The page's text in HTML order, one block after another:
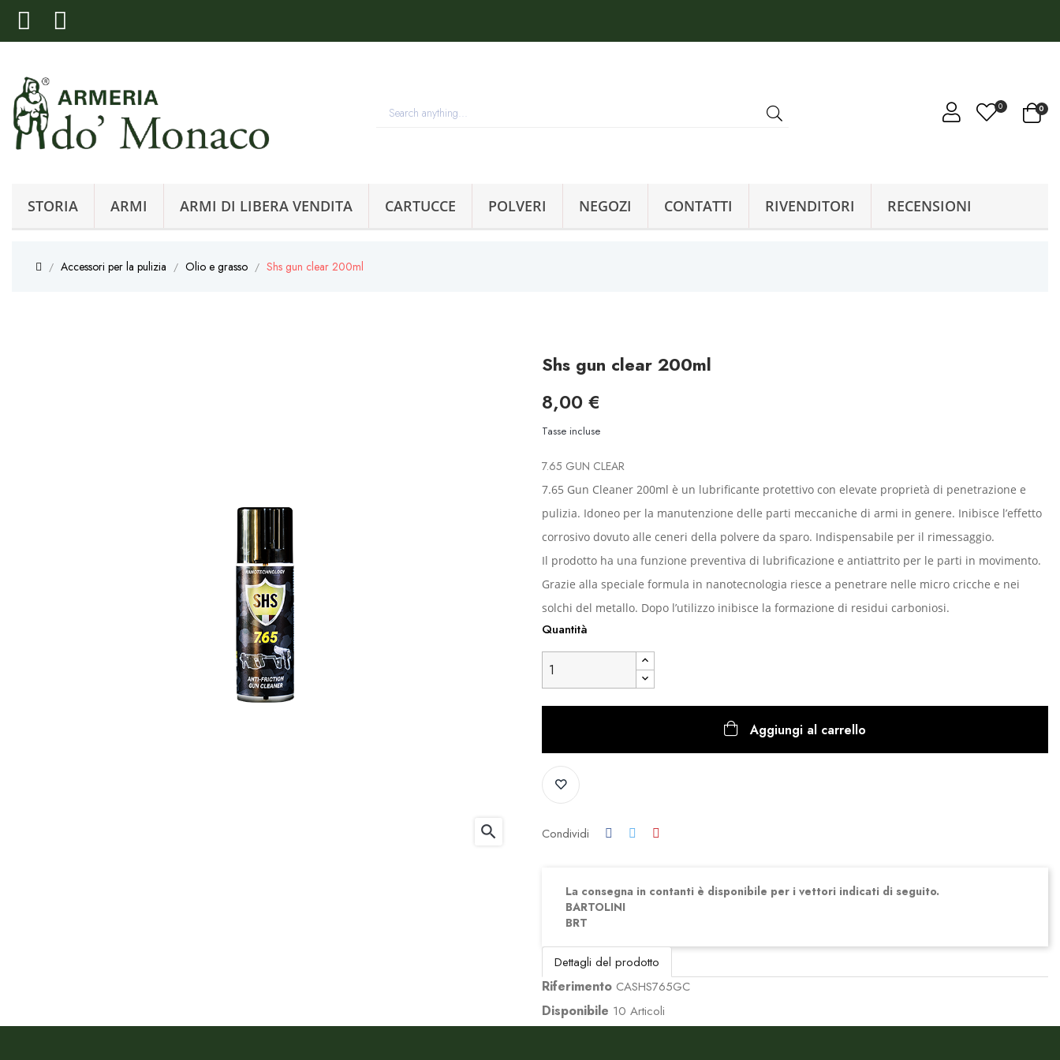
0 0
STORIA ARMI ARMI DI LIBERA VENDITA CARTUCCE POLVERI NEGOZI CONTATTI RIVENDITORI RECENSIONI
Accessori per la pulizia Olio e grasso Shs gun clear 200ml
search
Shs gun clear 200ml
8,00 €
Tasse incluse
7.65 GUN CLEAR
7.65 Gun Cleaner 200ml è un lubrificante protettivo con elevate proprietà di penetrazione e
pulizia. Idoneo per la manutenzione delle parti meccaniche di armi in genere. Inibisce l’effetto
corrosivo dovuto alle ceneri della polvere da sparo. Indispensabile per il rimessaggio.
Il prodotto ha una funzione preventiva di lubrificazione e antiattrito per le parti in movimento.
Grazie alla speciale formula in nanotecnologia riesce a penetrare nelle micro cricche e nei
solchi del metallo. Dopo l’utilizzo inibisce la formazione di residui carboniosi.
Quantità
Aggiungi al carrello
Condividi
La consegna in contanti è disponibile per i vettori indicati di seguito.
BARTOLINI
BRT
Dettagli del prodotto
Riferimento CASHS765GC
Disponibile 10 Articoli